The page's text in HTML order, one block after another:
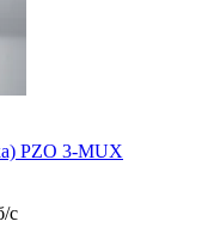
PZO 3-MUX
с